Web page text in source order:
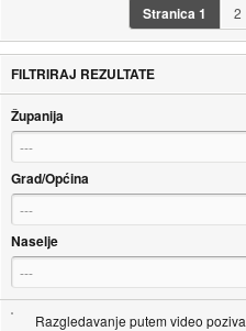
Stranica1 2
FILTRIRAJ REZULTATE
Županija
---
Grad/Općina
---
Naselje
---
Razgledavanje putem video poziva